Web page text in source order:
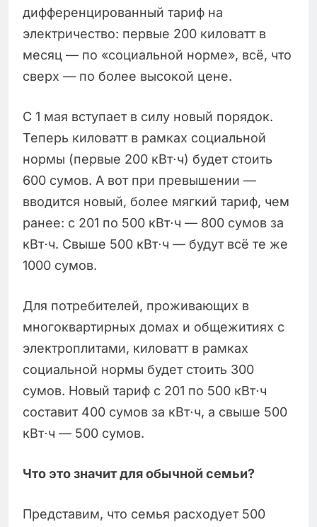
дифференцированный тариф на
электричество: первые 200 киловатт в
месяц — по «социальной норме», всё, что
сверх — по более высокой цене.
С 1 мая вступает в силу новый порядок.
Теперь киловатт в рамках социальной
нормы (первые 200 кВт⋅ч) будет стоить
600 сумов. А вот при превышении —
вводится новый, более мягкий тариф, чем
ранее: с 201 по 500 кВт⋅ч — 800 сумов за
кВт⋅ч. Свыше 500 кВт⋅ч — будут всё те же
1000 сумов.
Для потребителей, проживающих в
многоквартирных домах и общежитиях с
электроплитами, киловатт в рамках
социальной нормы будет стоить 300
сумов. Новый тариф с 201 по 500 кВт⋅ч
составит 400 сумов за кВт⋅ч, а свыше 500
кВт⋅ч — 500 сумов.
Что это значит для обычной семьи?
Представим, что семья расходует 500